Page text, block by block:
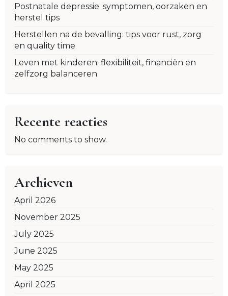
Postnatale depressie: symptomen, oorzaken en
herstel tips
Herstellen na de bevalling: tips voor rust, zorg
en quality time
Leven met kinderen: flexibiliteit, financiën en
zelfzorg balanceren
Recente reacties
No comments to show.
Archieven
April 2026
November 2025
July 2025
June 2025
May 2025
April 2025